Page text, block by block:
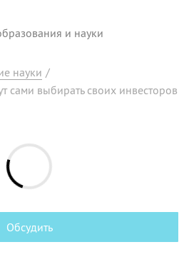
и науки
науки /
сами выбирать своих инвесторов
Обсудить